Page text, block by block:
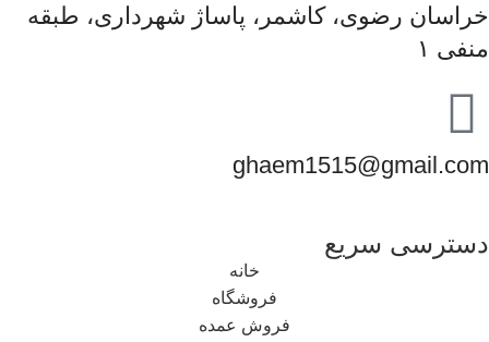
خراسان رضوی، کاشمر، پاساژ شهرداری، طبقه
منفی ۱
ghaem1515@gmail.com
دسترسی سریع
خانه
فروشگاه
فروش عمده